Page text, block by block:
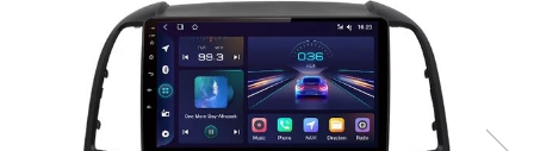
Navigatii Peugeot
Navigatii Audi
Navigatii BMW
Navigatii Mercedes